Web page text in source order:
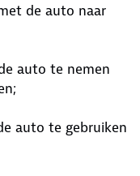
de auto naar
auto te nemen
auto te gebruiken